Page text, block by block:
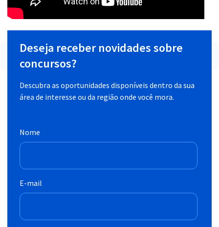
Deseja receber novidades sobre
concursos?
Descubra as oportunidades disponíveis dentro da sua
área de interesse ou da região onde você mora.
Nome
E-mail